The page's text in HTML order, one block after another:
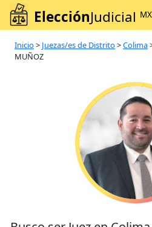
ElecciónJudicial MX
Inicio > Juezas/es de Distrito >Colima
MUÑOZ